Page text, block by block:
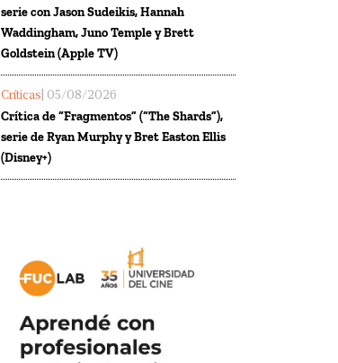
serie con Jason Sudeikis, Hannah
Waddingham, Juno Temple y Brett
Goldstein (Apple TV)
Críticas | 05/08/2026
Crítica de “Fragmentos” (“The Shards”),
serie de Ryan Murphy y Bret Easton Ellis
(Disney+)